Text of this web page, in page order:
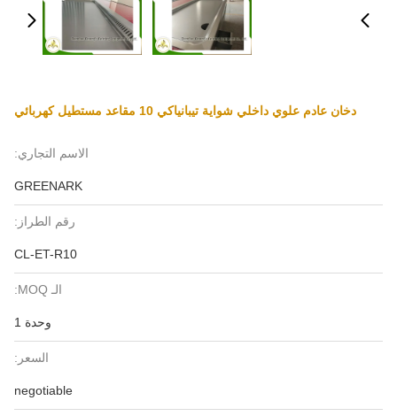
دخان عادم علوي داخلي شواية تيبانياكي 10 مقاعد مستطيل كهربائي
الاسم التجاري:
GREENARK
رقم الطراز:
CL-ET-R10
الـ MOQ:
وحدة 1
السعر:
negotiable